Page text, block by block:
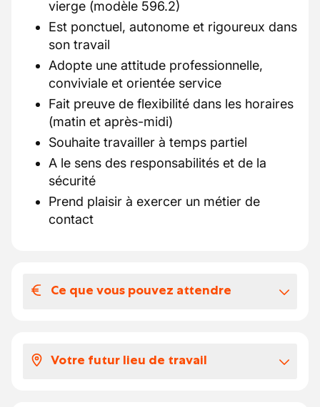
vierge (modèle 596.2)
Est ponctuel, autonome et rigoureux dans
son travail
Adopte une attitude professionnelle,
conviviale et orientée service
Fait preuve de flexibilité dans les horaires
(matin et après-midi)
Souhaite travailler à temps partiel
A le sens des responsabilités et de la
sécurité
Prend plaisir à exercer un métier de
contact
Ce que vous pouvez attendre
Selon votre expérience, votre salaire se
Votre futur lieu de travail